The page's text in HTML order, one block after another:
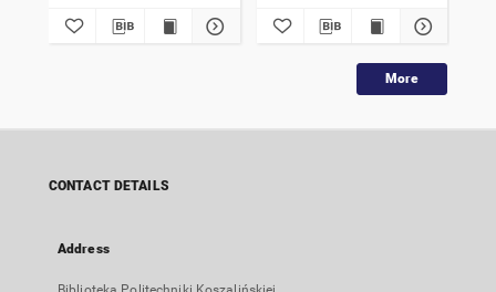
More
CONTACT DETAILS
Address